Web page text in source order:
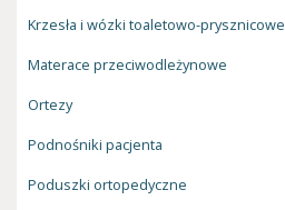
Krzesła i wózki toaletowo-prysznicowe
Materace przeciwodleżynowe
Ortezy
Podnośniki pacjenta
Poduszki ortopedyczne